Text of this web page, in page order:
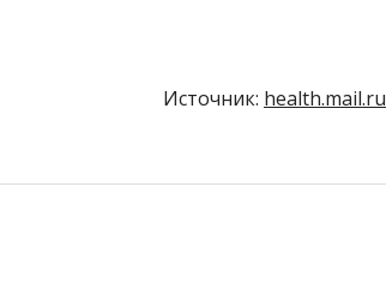
Источник: health.mail.ru